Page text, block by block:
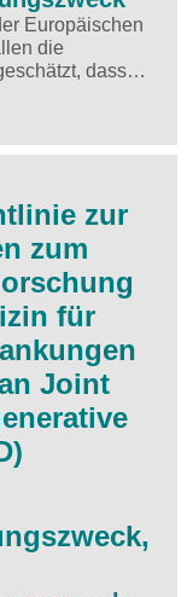
Europäischen
die
dass…
zur
zum
für
Joint